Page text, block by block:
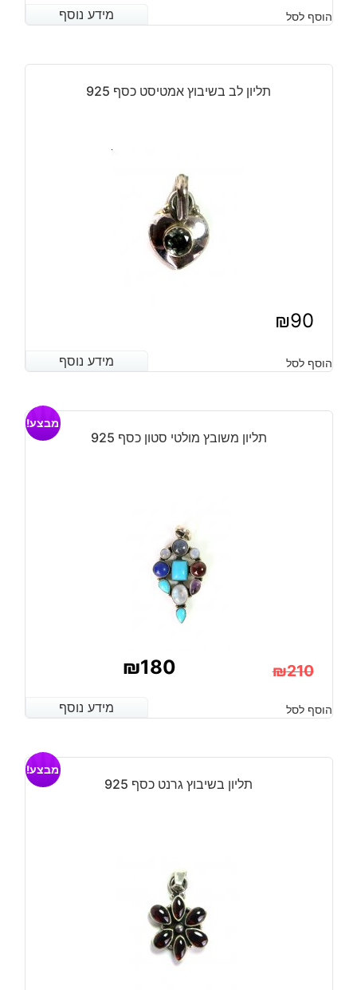
מידע נוסף הוסף לסל מידע נוסף
תליון לב בשיבוץ אמטיסט כסף 925
₪90
מידע נוסף הוסף לסל מידע נוסף
תליון משובץ מולטי סטון כסף 925
מבצע!
₪210
המקורי
היה:
₪180
הנוכחי
הוא:
מידע נוסף הוסף לסל מידע נוסף
תליון בשיבוץ גרנט כסף 925
מבצע!